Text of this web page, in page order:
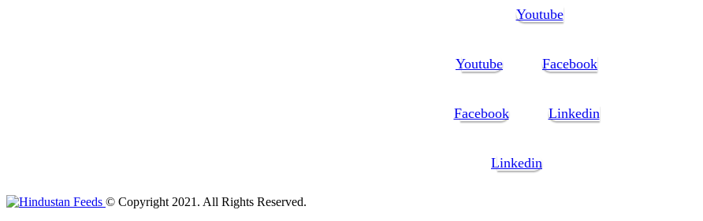
Youtube
Youtube Facebook
Facebook Linkedin
Linkedin
© Copyright 2021. All Rights Reserved.